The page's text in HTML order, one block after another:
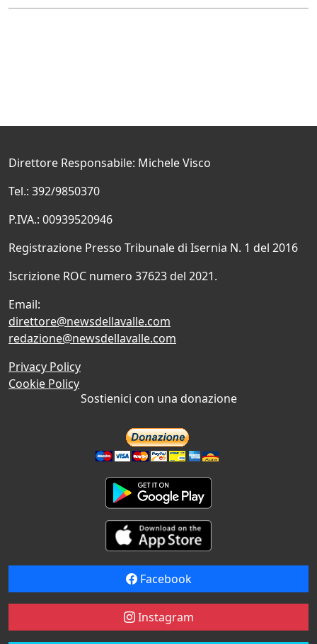
Direttore Responsabile: Michele Visco
Tel.: 392/9850370
P.IVA.: 00939520946
Registrazione Presso Tribunale di Isernia N. 1 del 2016
Iscrizione ROC numero 37623 del 2021.
Email:
direttore@newsdellavalle.com
redazione@newsdellavalle.com
Privacy Policy
Cookie Policy
Sostienici con una donazione
Facebook
Instagram